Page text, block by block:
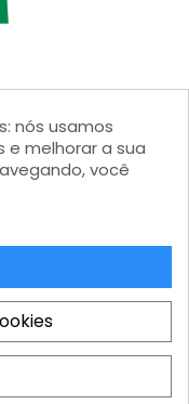
0001-04 - IE:
Jardim Mutinga - Barueri
- CEP 06460-200
nós usamos
e melhorar a sua
você